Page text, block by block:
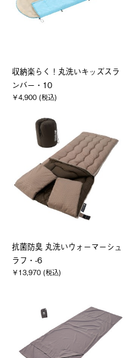
収納楽らく！丸洗いキッズスラ
ンバー・10
￥4,900 (税込)
抗菌防臭 丸洗いウォーマーシュ
ラフ・-6
￥13,970 (税込)